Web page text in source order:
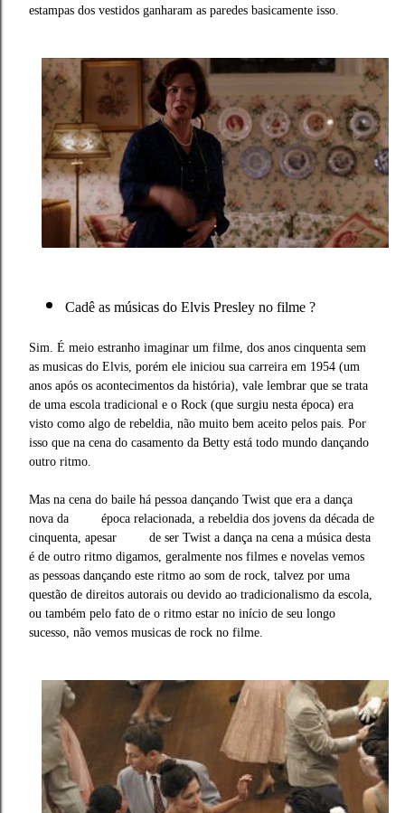
estampas dos vestidos ganharam as paredes basicamente isso.
Cadê as músicas do Elvis Presley no filme ?
Sim. É meio estranho imaginar um filme, dos anos cinquenta sem
as musicas do Elvis, porém ele iniciou sua carreira em 1954 (um
anos após os acontecimentos da história), vale lembrar que se trata
de uma escola tradicional e o Rock (que surgiu nesta época) era
visto como algo de rebeldia, não muito bem aceito pelos pais. Por
isso que na cena do casamento da Betty está todo mundo dançando
outro ritmo.
Mas na cena do baile há pessoa dançando Twist que era a dança
nova da época relacionada, a rebeldia dos jovens da década de
cinquenta, apesar de ser Twist a dança na cena a música desta
é de outro ritmo digamos, geralmente nos filmes e novelas vemos
as pessoas dançando este ritmo ao som de rock, talvez por uma
questão de direitos autorais ou devido ao tradicionalismo da escola,
ou também pelo fato de o ritmo estar no início de seu longo
sucesso, não vemos musicas de rock no filme.